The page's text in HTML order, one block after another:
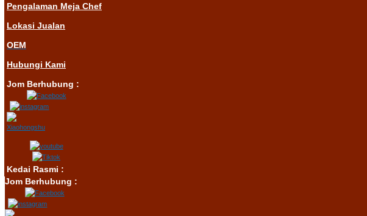
Pengalaman Meja Chef
Lokasi Jualan
OEM
Hubungi Kami
Jom Berhubung :
Kedai Rasmi :
Jom Berhubung :